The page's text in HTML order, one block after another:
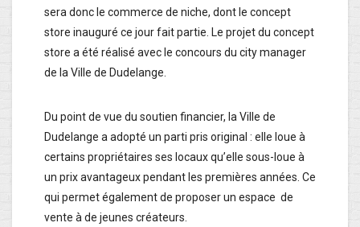
sera donc le commerce de niche, dont le concept
store inauguré ce jour fait partie. Le projet du concept
store a été réalisé avec le concours du city manager
de la Ville de Dudelange.
Du point de vue du soutien financier, la Ville de
Dudelange a adopté un parti pris original : elle loue à
certains propriétaires ses locaux qu’elle sous-loue à
un prix avantageux pendant les premières années. Ce
qui permet également de proposer un espace de
vente à de jeunes créateurs.